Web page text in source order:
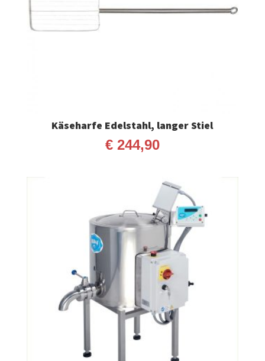
Käseharfe Edelstahl, langer Stiel
€244,90